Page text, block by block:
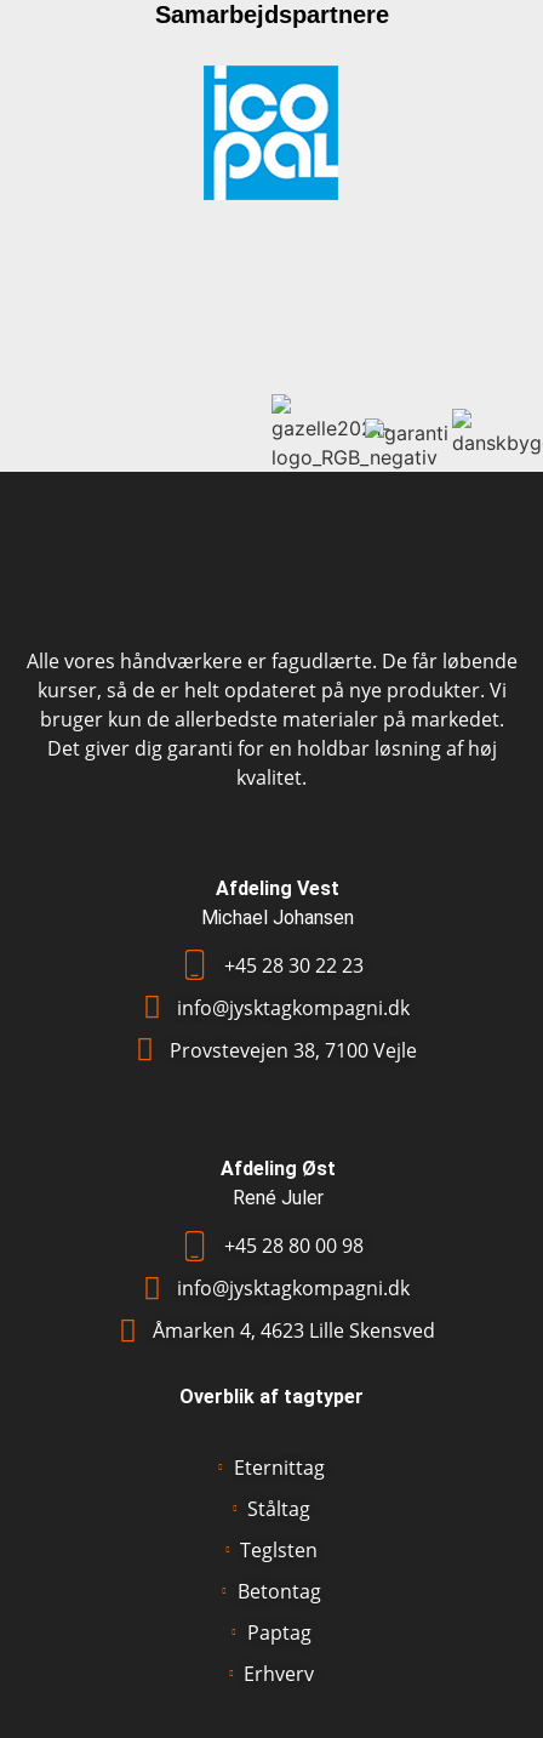
Samarbejdspartnere
Alle vores håndværkere er fagudlærte. De får løbende
kurser, så de er helt opdateret på nye produkter. Vi
bruger kun de allerbedste materialer på markedet.
Det giver dig garanti for en holdbar løsning af høj
kvalitet.
Afdeling Vest
Michael Johansen
+45 28 30 22 23
info@jysktagkompagni.dk
Provstevejen 38, 7100 Vejle
Afdeling Øst
René Juler
+45 28 80 00 98
info@jysktagkompagni.dk
Åmarken 4, 4623 Lille Skensved
Overblik af tagtyper
Eternittag
Ståltag
Teglsten
Betontag
Paptag
Erhverv